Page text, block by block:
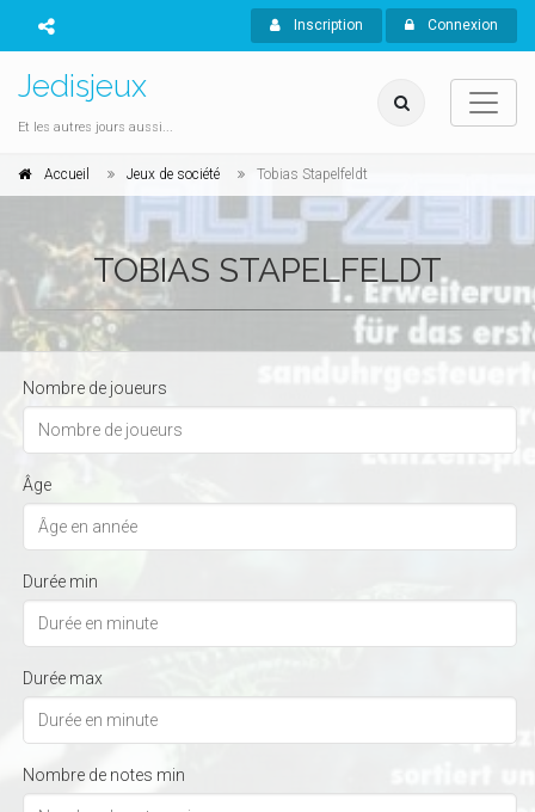
Inscription Connexion
Jedisjeux
Et les autres jours aussi...
Accueil Jeux de société Tobias Stapelfeldt
TOBIAS STAPELFELDT
Nombre de joueurs
Âge
Durée min
Durée max
Nombre de notes min